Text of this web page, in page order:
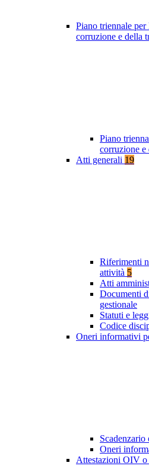
Piano triennale
corruzione e della
Piano
corruzione e
Atti generali 19
Riferimenti
attività 5
Atti
Documenti
gestionale
Statuti e
Codice
Oneri informativi
Oneri
Attestazioni OIV o